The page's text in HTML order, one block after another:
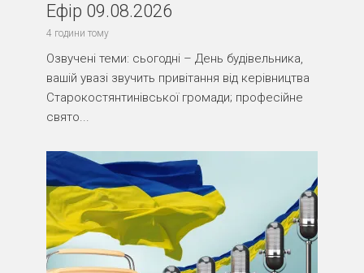
Ефір 09.08.2026
4 години тому
Озвучені теми: сьогодні – День будівельника,
вашій увазі звучить привітання від керівництва
Старокостянтинівської громади; професійне
свято...